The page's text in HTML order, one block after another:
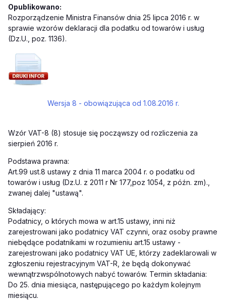
Opublikowano:
Rozporządzenie Ministra Finansów dnia 25 lipca 2016 r. w
sprawie wzorów deklaracji dla podatku od towarów i usług
(Dz.U., poz. 1136).
Wersja 8 - obowiązująca od 1.08.2016 r.
Wzór VAT-8 (8) stosuje się począwszy od rozliczenia za
sierpień 2016 r.
Podstawa prawna:
Art.99 ust.8 ustawy z dnia 11 marca 2004 r. o podatku od
towarów i usług (Dz.U. z 2011 r Nr 177,poz 1054, z późn. zm).,
zwanej dalej "ustawą".
Składający:
Podatnicy, o których mowa w art.15 ustawy, inni niż
zarejestrowani jako podatnicy VAT czynni, oraz osoby prawne
niebędące podatnikami w rozumieniu art.15 ustawy -
zarejestrowani jako podatnicy VAT UE, którzy zadeklarowali w
zgłoszeniu rejestracyjnym VAT-R, że będą dokonywać
wewnątrzwspólnotowych nabyć towarów. Termin składania:
Do 25. dnia miesiąca, następującego po każdym kolejnym
miesiącu.